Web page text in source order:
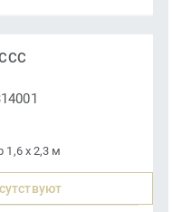
1,6 x 2,3 м